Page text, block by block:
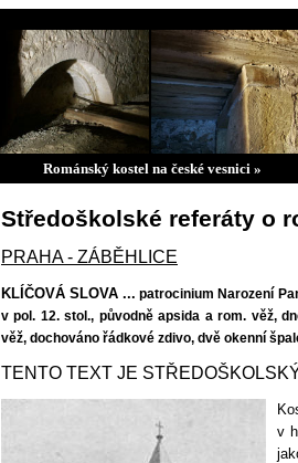
Románský kostel na české vesnici »
Středoškolské referáty o
PRAHA - ZÁBĚHLICE
KLÍČOVÁ SLOVA ... patrocinium Narození
v pol. 12. stol., původně apsida a rom. věž,
věž, dochováno řádkové zdivo, dvě okenní
TENTO TEXT JE
v